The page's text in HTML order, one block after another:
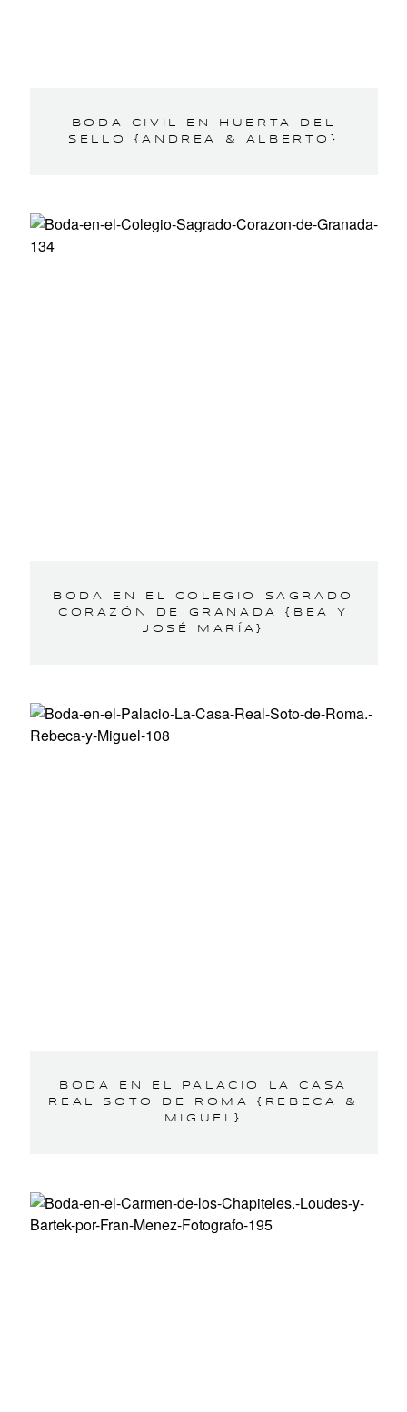
BODA CIVIL EN HUERTA DEL
SELLO {ANDREA & ALBERTO}
BODA EN EL COLEGIO SAGRADO
CORAZÓN DE GRANADA {BEA Y
JOSÉ MARÍA}
BODA EN EL PALACIO LA CASA
REAL SOTO DE ROMA {REBECA &
MIGUEL}